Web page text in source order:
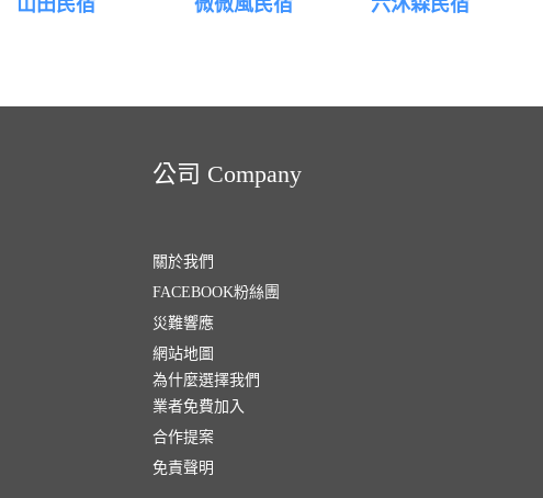
山田民宿 微微風民宿 六沐森民宿
公司 Company
關於我們
FACEBOOK粉絲團
災難響應
網站地圖
為什麼選擇我們
業者免費加入
合作提案
免責聲明